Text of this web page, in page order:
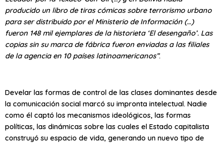
producido un libro de tiras cómicas sobre terrorismo urbano
para ser distribuido por el Ministerio de Información (…)
fueron 148 mil ejemplares de la historieta ‘El desengaño’. Las
copias sin su marca de fábrica fueron enviadas a las filiales
de la agencia en 10 países latinoamericanos”.
Develar las formas de control de las clases dominantes desde
la comunicación social marcó su impronta intelectual. Nadie
como él captó los mecanismos ideológicos, las formas
políticas, las dinámicas sobre las cuales el Estado capitalista
construyó su espacio de vida, generando un nuevo tipo de